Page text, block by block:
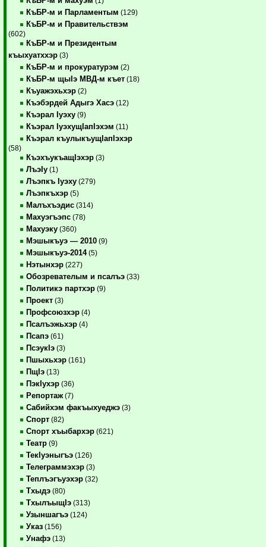
КъБР-м и Парламентым (129)
КъБР-м и Правительствэм
(602)
КъБР-м и Президентым
къыхуатххэр (3)
КъБР-м и прокуратурэм (2)
КъБР-м щыIэ МВД-м къет (18)
Къуажэхьхэр (2)
Къэбэрдей Адыгэ Хасэ (12)
Къэрал Iуэху (9)
Къэрал IуэхущIапIэхэм (11)
Къэрал къулыкъущIапIэхэр
(58)
КъэхъукъащIэхэр (3)
ЛъэIу (1)
Лъэпкъ Iуэху (279)
Лъэпкъхэр (5)
Малъхъэдис (314)
Махуэгъэпс (78)
Махуэку (360)
Мэшыкъуэ — 2010 (9)
Мэшыкъуэ-2014(5)
Нэтынхэр (227)
Обозревателым и псалъэ (33)
Политикэ партхэр (9)
Проект (3)
Профсоюзхэр (4)
Псалъэжьхэр (4)
Псапэ (61)
ПсэукIэ (3)
Пшыхьхэр (161)
ПщIэ (13)
ПэкIухэр (36)
Репортаж (7)
Сабийхэм факъыхуеджэ (3)
Спорт (82)
Спорт хъыбархэр (621)
Театр (9)
ТекIуэныгъэ (126)
Телеграммэхэр (3)
Теплъэгъуэхэр (32)
Тхыдэ (80)
ТхылъыщIэ (313)
Узыншагъэ (124)
Указ (156)
Унафэ (13)